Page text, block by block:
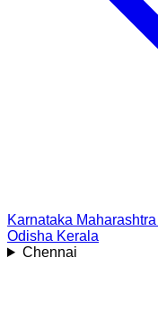
Karnataka Maharashtra
Odisha Kerala
Chennai